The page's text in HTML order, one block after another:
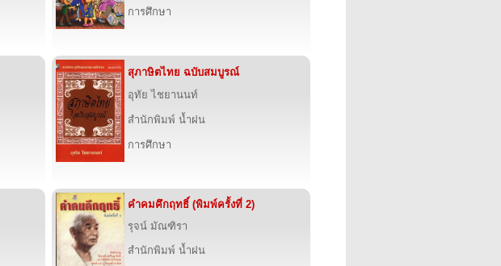
การศึกษา
สุภาษิตไทย ฉบับสมบูรณ์
อุทัย ไชยานนท์
สำนักพิมพ์ น้ำฝน
การศึกษา
คำคมคึกฤทธิ์ (พิมพ์ครั้งที่ 2)
รุจน์ มัณฑิรา
สำนักพิมพ์ น้ำฝน